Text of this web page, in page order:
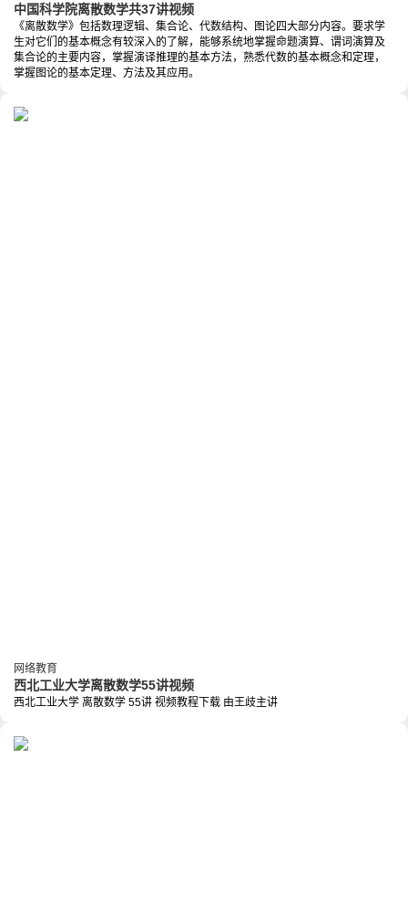
中国科学院离散数学共37讲视频
《离散数学》包括数理逻辑、集合论、代数结构、图论四大部分内容。要求学
生对它们的基本概念有较深入的了解，能够系统地掌握命题演算、谓词演算及
集合论的主要内容，掌握演译推理的基本方法，熟悉代数的基本概念和定理，
掌握图论的基本定理、方法及其应用。
网络教育
西北工业大学离散数学55讲视频
西北工业大学 离散数学 55讲 视频教程下载 由王歧主讲